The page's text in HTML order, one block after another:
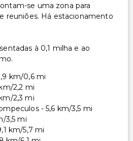
se uma zona para
reuniões. Há estacionamento
à 0,1 milha e ao
km/0,6 mi
2,2 mi
2,3 mi
- 5,6 km/3,5 mi
3,5 mi
km/5,7 mi